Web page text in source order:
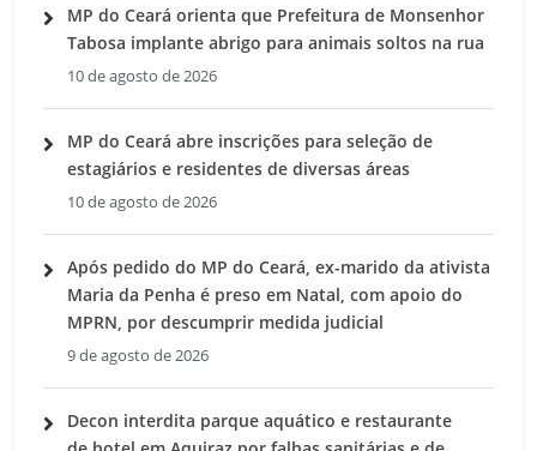
MP do Ceará orienta que Prefeitura de Monsenhor
Tabosa implante abrigo para animais soltos na rua
10 de agosto de 2026
MP do Ceará abre inscrições para seleção de
estagiários e residentes de diversas áreas
10 de agosto de 2026
Após pedido do MP do Ceará, ex-marido da ativista
Maria da Penha é preso em Natal, com apoio do
MPRN, por descumprir medida judicial
9 de agosto de 2026
Decon interdita parque aquático e restaurante